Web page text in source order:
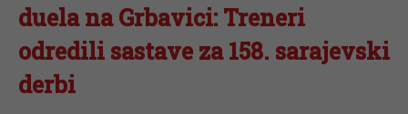
duela na Grbavici: Treneri
odredili sastave za 158. sarajevski
derbi